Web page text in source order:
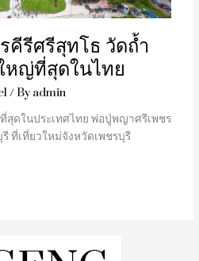
รีศรีสุทโธ วัดถ้ำ
ญ่ที่สุดในไทย
/ Byadmin
ดในประเทศไทย พ่อปู่พญาศรีเพชร
ที่เที่ยวใหม่จังหวัดเพชรบุรี